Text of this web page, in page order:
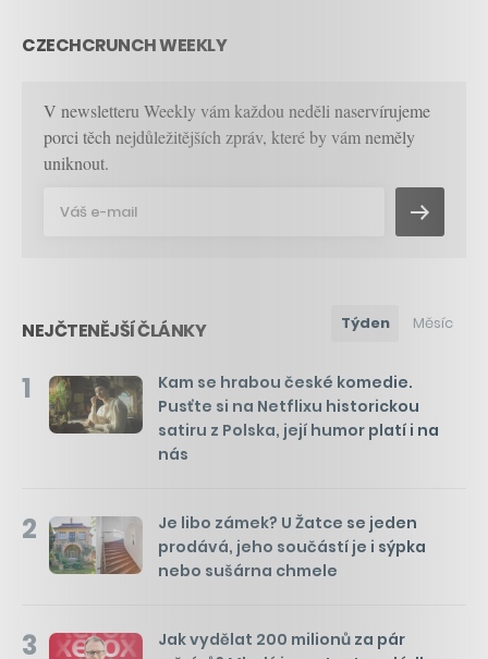
CZECHCRUNCH WEEKLY
V newsletteru Weekly vám každou neděli naservírujeme
porci těch nejdůležitějších zpráv, které by vám neměly
uniknout.
NEJČTENĚJŠÍ ČLÁNKY Týden Měsíc
1
Kam se hrabou české komedie.
Pusťte si na Netflixu historickou
satiru z Polska, její humor platí i na
nás
2
Je libo zámek? U Žatce se jeden
prodává, jeho součástí je i sýpka
nebo sušárna chmele
3
Jak vydělat 200 milionů za pár